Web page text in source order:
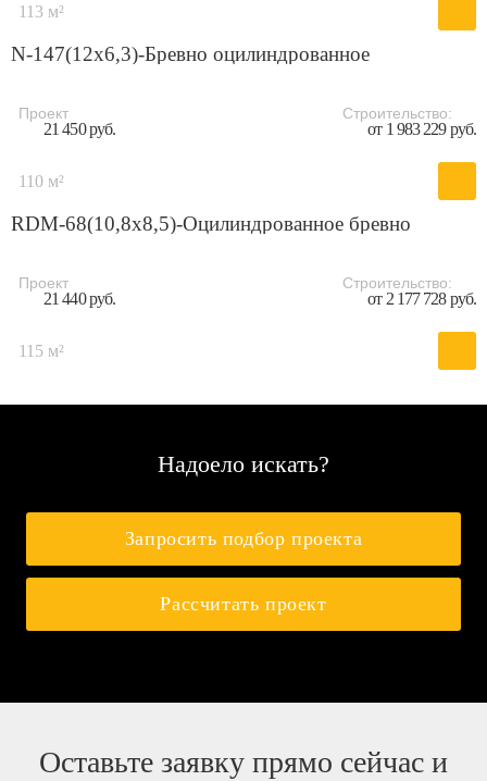
113 м²
N-147(12x6,3)-Бревно оцилиндрованное
Проект
21 450 руб.
Строительство:
от 1 983 229 руб.
110 м²
RDM-68(10,8x8,5)-Оцилиндрованное бревно
Проект
21 440 руб.
Строительство:
от 2 177 728 руб.
115 м²
Надоело искать?
Запросить подбор проекта
Рассчитать проект
Оставьте заявку прямо сейчас и